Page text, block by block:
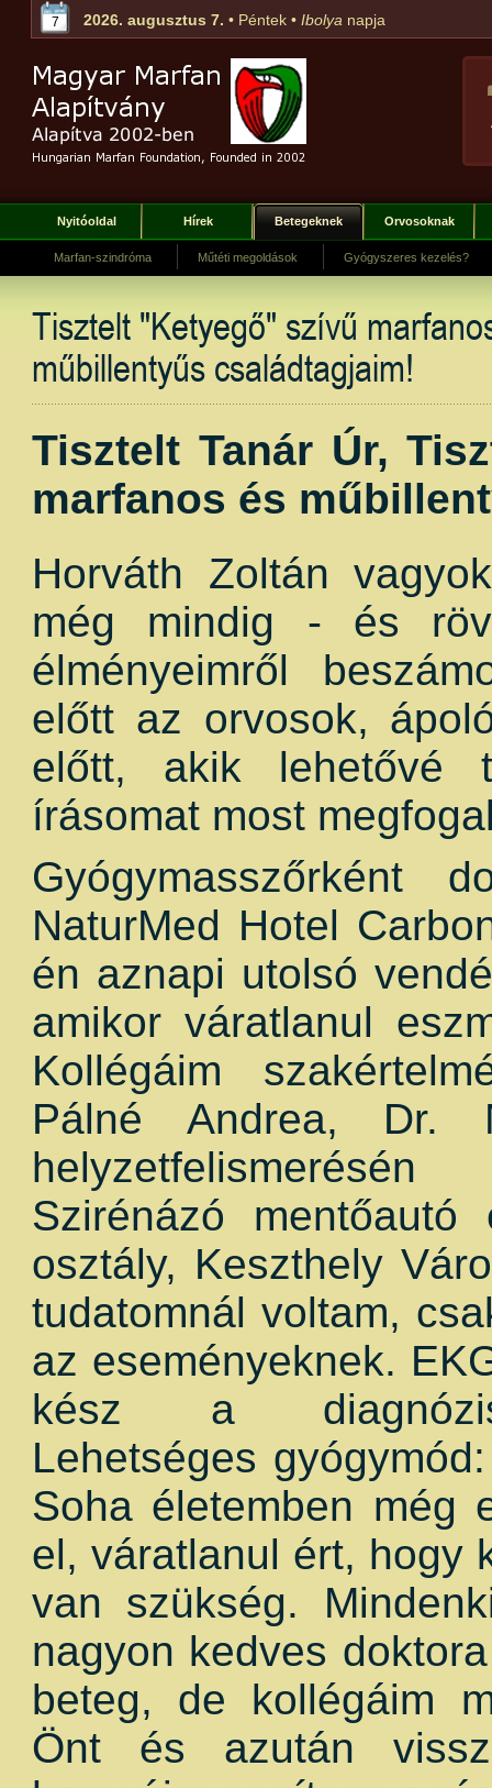
7 2026. augusztus 7. • Péntek • Ibolya napja
Nyitóoldal Hírek Betegeknek Orvosoknak
Marfan-szindróma Műtéti megoldások Gyógyszeres kezelés?
Tisztelt "Ketyegő" szívű
műbillentyűs családtagjaim!
Tisztelt Tanár Úr,
marfanos és
Horváth Zoltán
még mindig - és
élményeimről
előtt az orvosok,
előtt, akik lehetővé
írásomat most
Gyógymasszőrként
NaturMed Hotel
én aznapi utolsó
amikor váratlanul
Kollégáim
Pálné Andrea,
Szirénázó
osztály, Keszthely
tudatomnál voltam,
az eseményeknek.
kész a
Lehetséges
Soha életemben még
el, váratlanul ért, hogy
van szükség.
nagyon kedves
beteg, de kollégáim
Önt és azután